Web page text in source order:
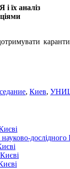
їх аналіз
, Киев,
науково-